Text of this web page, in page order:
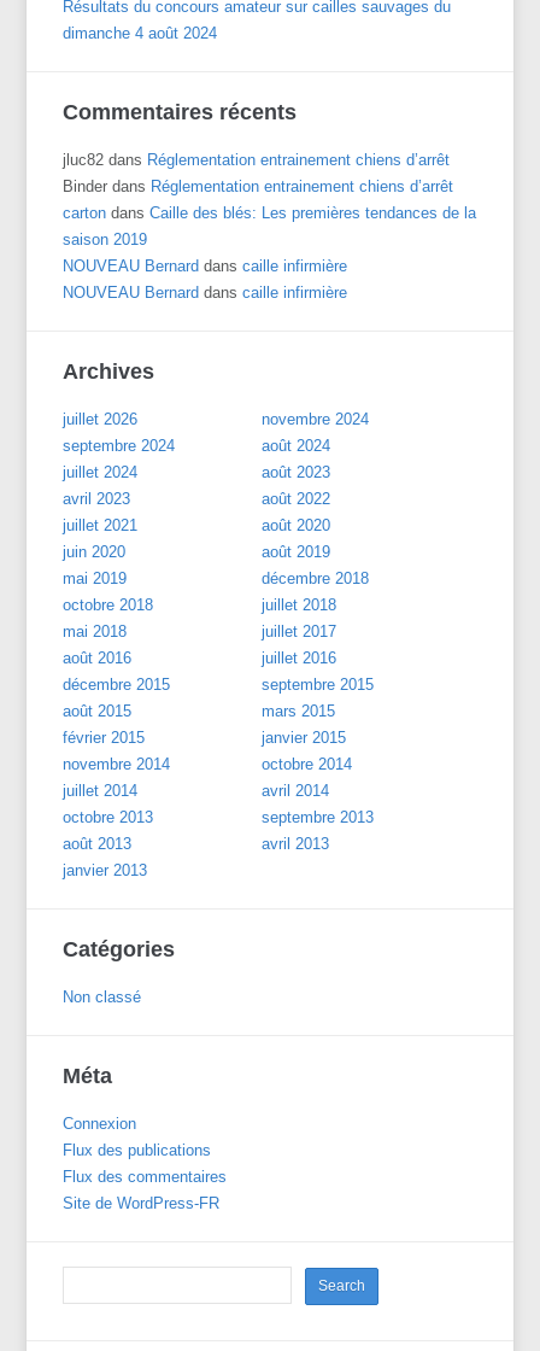
Résultats du concours amateur sur cailles sauvages du
dimanche 4 août 2024
Commentaires récents
jluc82 dans Réglementation entrainement chiens d’arrêt
Binder dans Réglementation entrainement chiens d’arrêt
carton dansCaille des blés: Les premières tendances de la
saison 2019
NOUVEAU Bernard danscaille infirmière
NOUVEAU Bernard danscaille infirmière
Archives
juillet 2026
novembre 2024
septembre 2024
août 2024
juillet 2024
août 2023
avril 2023
août 2022
juillet 2021
août 2020
juin 2020
août 2019
mai 2019
décembre 2018
octobre 2018
juillet 2018
mai 2018
juillet 2017
août 2016
juillet 2016
décembre 2015
septembre 2015
août 2015
mars 2015
février 2015
janvier 2015
novembre 2014
octobre 2014
juillet 2014
avril 2014
octobre 2013
septembre 2013
août 2013
avril 2013
janvier 2013
Catégories
Non classé
Méta
Connexion
Flux des publications
Flux des commentaires
Site de WordPress-FR